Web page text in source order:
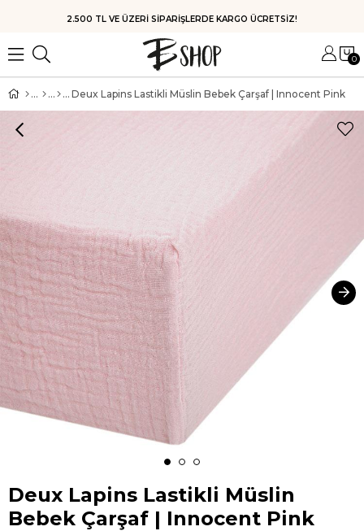
HIZLI KARGO
0
Deux Lapins Lastikli Müslin Bebek Çarşaf | Innocent Pink
Deux Lapins Lastikli Müslin
Bebek Çarşaf | Innocent Pink